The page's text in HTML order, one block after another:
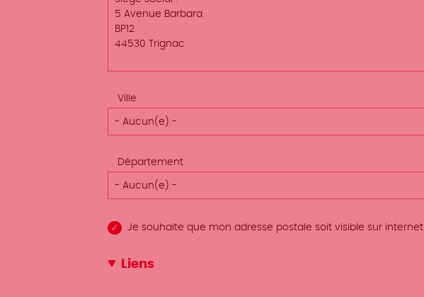
Ville
- Aucun(e) -
Département
- Aucun(e) -
Je souhaite que mon adresse postale soit visible sur internet
Liens